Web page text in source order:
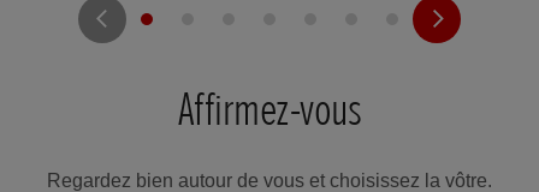
Affirmez-vous
Regardez bien autour de vous et choisissez la vôtre.